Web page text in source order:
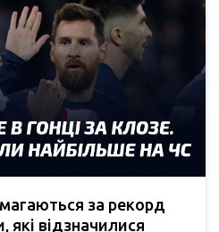
за рекорд
які відзначилися